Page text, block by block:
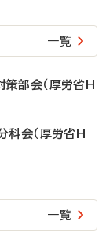
一覧
部会（厚労省H
科会（厚労省H
一覧